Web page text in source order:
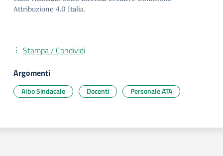
Attribuzione 4.0 Italia.
Stampa / Condividi
Argomenti
Albo Sindacale Docenti Personale ATA